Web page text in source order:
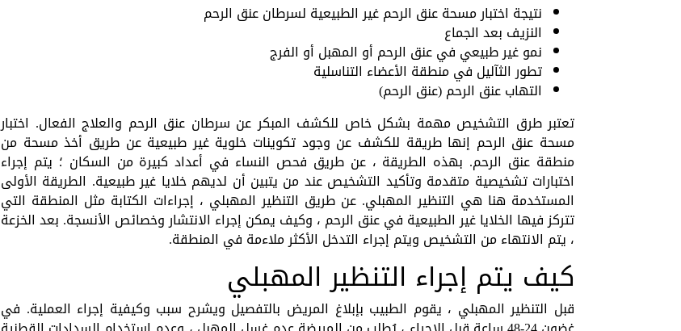
نتيجة اختبار مسحة عنق الرحم غير الطبيعية لسرطان عنق الرحم
النزيف بعد الجماع
نمو غير طبيعي في عنق الرحم أو المهبل أو الفرج
تطور الثآليل في منطقة الأعضاء التناسلية
التهاب عنق الرحم (عنق الرحم)
تعتبر طرق التشخيص مهمة بشكل خاص للكشف المبكر عن سرطان عنق الرحم والعلاج الفعال. اختبار
مسحة عنق الرحم إنها طريقة للكشف عن وجود تكوينات خلوية غير طبيعية عن طريق أخذ مسحة من
منطقة عنق الرحم. بهذه الطريقة ، عن طريق فحص النساء في أعداد كبيرة من السكان ؛ يتم إجراء
اختبارات تشخيصية متقدمة وتأكيد التشخيص عند من يتبين أن لديهم خلايا غير طبيعية. الطريقة الأولى
المستخدمة هنا هي التنظير المهبلي. عن طريق التنظير المهبلي ، إجراءات الكتابة مثل المنطقة التي
تتركز فيها الخلايا غير الطبيعية في عنق الرحم ، وكيف يمكن إجراء الانتشار وخصائص الأنسجة. بعد الخزعة
، يتم الانتهاء من التشخيص ويتم إجراء التدخل الأكثر ملاءمة في المنطقة.
كيف يتم إجراء التنظير المهبلي
قبل التنظير المهبلي ، يقوم الطبيب بإبلاغ المريض بالتفصيل ويشرح سبب وكيفية إجراء العملية. في